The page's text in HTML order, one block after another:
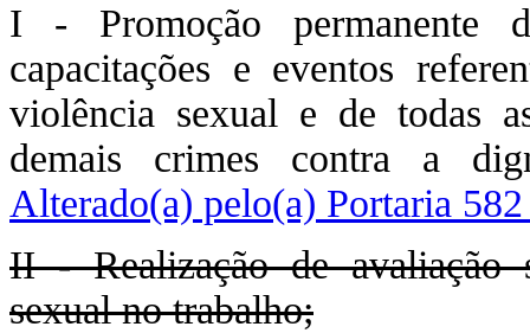
I - Promoção permanente
capacitações e eventos
violência sexual e de todas
demais crimes contra a
Alterado(a) pelo(a) Portaria
II - Realização de avaliação
sexual no trabalho;